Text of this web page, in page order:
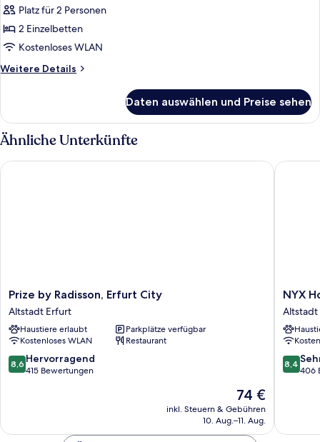
für
Business
Twin
Room
Platz für 2 Personen
2 Einzelbetten
Kostenloses WLAN
Weitere Details
Weitere
Twin
Room
Daten auswählen und Preise sehen
Ähnliche Unterkünfte
Prize
by
Radisson,
Erfurt
City
Altstadt
Erfurt
Prize by Radisson, Erfurt City
Altstadt Erfurt
Haustiere erlaubt
Parkplätze verfügbar
Kostenloses WLAN
Restaurant
8.6
von
8,6 Hervorragend
415 Bewertungen
Der
Preis
beträgt
74 €
inkl. Steuern & Gebühren
10. Aug.–11. Aug.
Prize by Radisson, Erfurt City
NYX
Hotel
Erfurt
by
Hotels
Altstadt
NYX
8.4
von
8,4
406
NYX